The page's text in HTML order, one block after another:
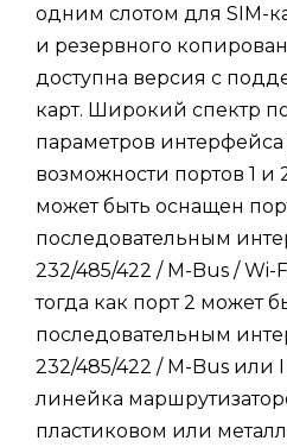
одним слотом для SIM-
и резервного
доступна версия с
карт. Широкий спектр
параметров
возможности портов 1 и
может быть оснащен
последовательным
232/485/422 / M-Bus / Wi-
тогда как порт 2 может
последовательным
232/485/422 / M-Bus или I
линейка
пластиковом или